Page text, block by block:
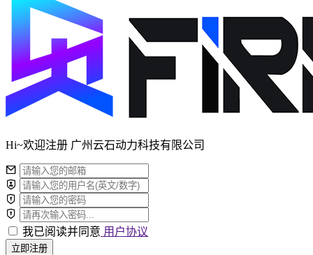
Hi~欢迎注册 广州云石动力科技有限公司
我已阅读并同意 用户协议
立即注册